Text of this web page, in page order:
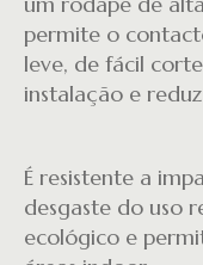
permite o
leve, de fácil
instalação e
É resistente a
desgaste do uso
ecológico e